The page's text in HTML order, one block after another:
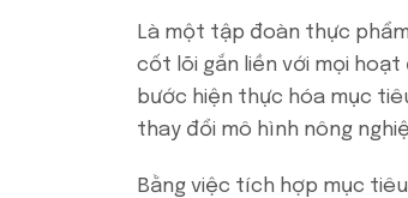
Là một tập đoàn thực
cốt lõi gắn liền với mọi hoạt
bước hiện thực hóa mục
thay đổi mô hình nông
Bằng việc tích hợp mục